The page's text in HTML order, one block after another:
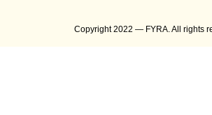
Copyright 2022 — FYRA. All rights